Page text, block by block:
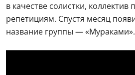
в качестве солистки, коллектив
репетициям. Спустя месяц
название группы — «Мураками».